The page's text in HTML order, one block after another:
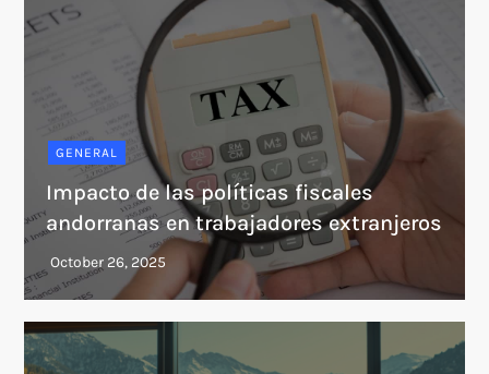
GENERAL
Impacto de las políticas fiscales
andorranas en trabajadores extranjeros